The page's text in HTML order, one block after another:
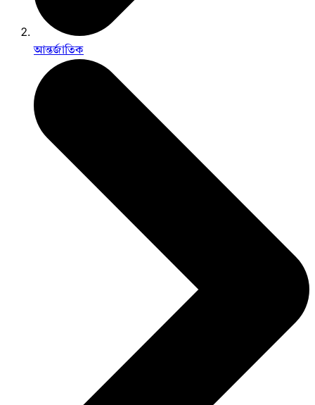
আন্তর্জাতিক